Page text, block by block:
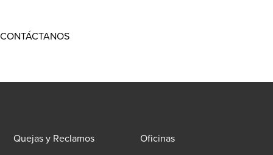
CONTÁCTANOSOpens in a new window/tab
Quejas y Reclamos
Oficinas